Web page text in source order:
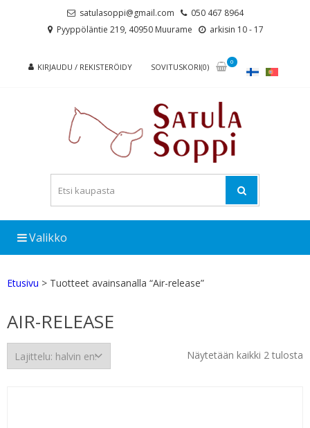
satulasoppi@gmail.com
050 467 8964
Pyyppöläntie 219, 40950 Muurame
arkisin 10 - 17
KIRJAUDU / REKISTERÖIDY SOVITUSKORI(0)
0
Valikko
Etusivu > Tuotteet avainsanalla “Air-release”
AIR-RELEASE
Näytetään kaikki 2 tulosta